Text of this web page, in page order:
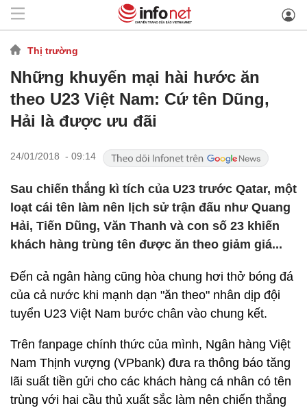
Thị trường
Những khuyến mại hài hước ăn
theo U23 Việt Nam: Cứ tên Dũng,
Hải là được ưu đãi
24/01/2018 - 09:14
Sau chiến thắng kì tích của U23 trước Qatar, một
loạt cái tên làm nên lịch sử trận đấu như Quang
Hải, Tiến Dũng, Văn Thanh và con số 23 khiến
khách hàng trùng tên được ăn theo giảm giá...
Đến cả ngân hàng cũng hòa chung hơi thở bóng đá
của cả nước khi mạnh dạn "ăn theo" nhân dịp đội
tuyển U23 Việt Nam bước chân vào chung kết.
Trên fanpage chính thức của mình, Ngân hàng Việt
Nam Thịnh vượng (VPbank) đưa ra thông báo tăng
lãi suất tiền gửi cho các khách hàng cá nhân có tên
trùng với hai cầu thủ xuất sắc làm nên chiến thắng